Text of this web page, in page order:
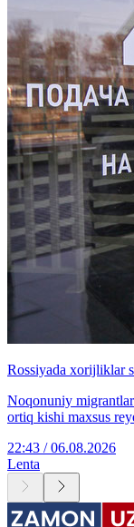
Rossiyada xorijliklar
Noqonuniy
ortiq kishi maxsus
22:43 / 06.08.2026
Lenta